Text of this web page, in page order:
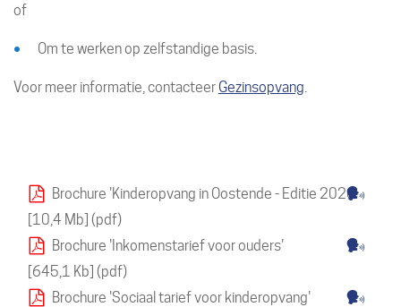
of
Om te werken op zelfstandige basis.
Voor meer informatie, contacteer Gezinsopvang
Downloads
Brochure 'Kinderopvang in Oostende - Editie 2026
10,4 Mb
pdf
Lees
met
Brochure 'Inkomenstarief voor ouders'
645,1 Kb
pdf
Lees
met
Brochure 'Sociaal tarief voor kinderopvang'
Lees